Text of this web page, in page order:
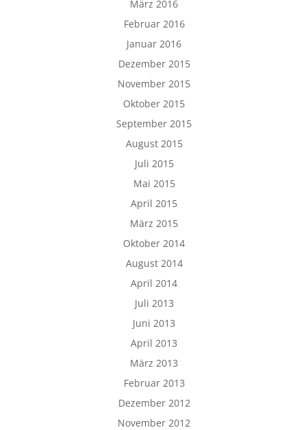
März 2016
Februar 2016
Januar 2016
Dezember 2015
November 2015
Oktober 2015
September 2015
August 2015
Juli 2015
Mai 2015
April 2015
März 2015
Oktober 2014
August 2014
April 2014
Juli 2013
Juni 2013
April 2013
März 2013
Februar 2013
Dezember 2012
November 2012